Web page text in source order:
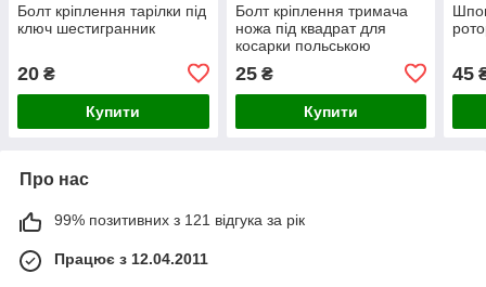
Болт кріплення тарілки під
ключ шестигранник
20 ₴
Купити
Болт кріплення тримача
ножа під квадрат для
косарки польською
25₴
Купити
45
Про нас
99% позитивних з 121 відгука за рік
Працює з 12.04.2011